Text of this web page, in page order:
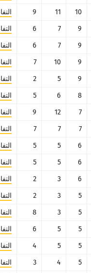
10
11
9
9
7
6
9
7
6
9
10
7
9
5
2
8
6
5
7
12
9
7
7
7
6
5
5
6
5
5
6
3
2
5
3
2
5
3
8
5
5
6
5
5
4
5
4
3